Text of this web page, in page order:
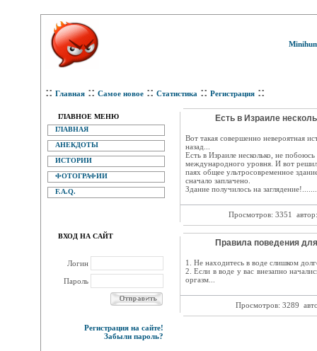
:: Главная :: Самое новое :: Статистика :: Регистрация ::
ГЛАВНОЕ МЕНЮ
ГЛАВНАЯ
АНЕКДОТЫ
ИСТОРИИ
ФОТОГРАФИИ
F.A.Q.
ВХОД НА САЙТ
Логин
Пароль
Регистрация на сайте!
Забыли пароль?
Есть в Израиле
Вот такая совершенно невероятная
назад...
Есть в Израиле несколько, не
международного уровня. И вот
паях общее ультросовременное
сначало заплачено.
Здание получилось на
Просмотров: 3351
Правила поведения
1. Не находитесь в воде слишком
2. Если в воде у вас внезапно
оргазм...
Просмотров: 3289